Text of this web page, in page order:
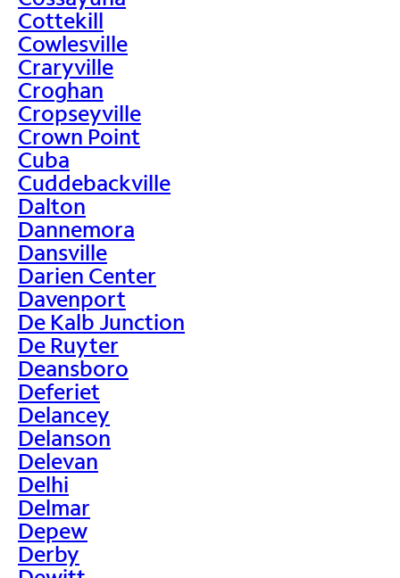
Cottekill
Cowlesville
Craryville
Croghan
Cropseyville
Crown Point
Cuba
Cuddebackville
Dalton
Dannemora
Dansville
Darien Center
Davenport
De Kalb Junction
De Ruyter
Deansboro
Deferiet
Delancey
Delanson
Delevan
Delhi
Delmar
Depew
Derby